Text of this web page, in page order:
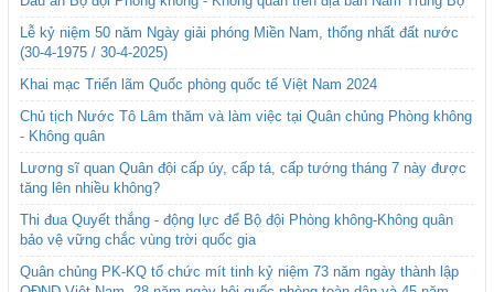
Lễ kỷ niệm 50 năm Ngày giải phóng Miền Nam, thống nhất đất nước
(30-4-1975 / 30-4-2025)
Khai mạc Triển lãm Quốc phòng quốc tế Việt Nam 2024
Chủ tịch Nước Tô Lâm thăm và làm việc tại Quân chủng Phòng không
- Không quân
Lương sĩ quan Quân đội cấp úy, cấp tá, cấp tướng tháng 7 này được
tăng lên nhiều không?
Thi đua Quyết thắng - động lực để Bộ đội Phòng không-Không quân
bảo vệ vững chắc vùng trời quốc gia
Quân chủng PK-KQ tổ chức mít tinh kỷ niệm 73 năm ngày thành lập